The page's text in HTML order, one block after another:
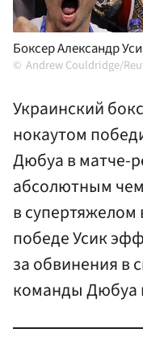
Боксер Александр
Andrew Couldridge/
Украинский
нокаутом
Дюбуа в матче-
абсолютным
в супертяжелом
победе Усик
за обвинения в
команды Дюбуа